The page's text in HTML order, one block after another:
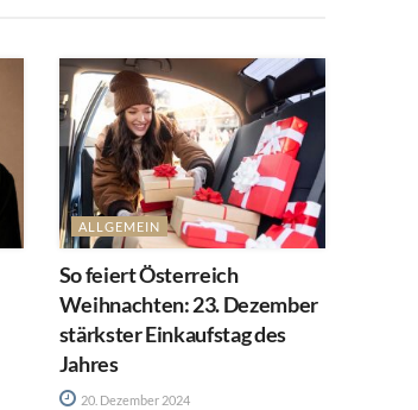
ALLGEMEIN
So feiert Österreich
Weihnachten: 23. Dezember
stärkster Einkaufstag des
Jahres
20. Dezember 2024